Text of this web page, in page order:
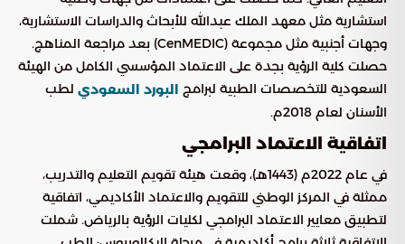
استشارية مثل معهد الملك عبدالله للأبحاث والدراسات الاستشارية،
وجهات أجنبية مثل مجموعة (CenMEDIC) بعد مراجعة المناهج.
حصلت كلية الرؤية بجدة على الاعتماد المؤسسي الكامل من الهيئة
السعودية للتخصصات الطبية لبرامج البورد السعودي لطب
الأسنان لعام 2018م.
اتفاقية الاعتماد البرامجي
في عام 2022م (1443هـ)، وقعت هيئة تقويم التعليم والتدريب،
ممثلة في المركز الوطني للتقويم والاعتماد الأكاديمي، اتفاقية
لتطبيق معايير الاعتماد البرامجي لكليات الرؤية بالرياض. شملت